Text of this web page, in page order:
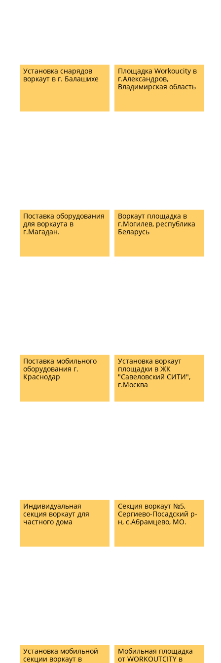
Установка снарядов
воркаут в г. Балашихе
Площадка Workoucity в
г.Александров,
Владимирская область
Поставка оборудования
для воркаута в
г.Магадан.
Воркаут площадка в
г.Могилев, республика
Беларусь
Поставка мобильного
оборудования г.
Краснодар
Установка воркаут
площадки в ЖК
"Савеловский СИТИ",
г.Москва
Индивидуальная
секция воркаут для
частного дома
Секция воркаут №5,
Сергиево-Посадский р-
н, с.Абрамцево, МО.
Установка мобильной
секции воркаут в
Мобильная площадка
от WORKOUTCITY в